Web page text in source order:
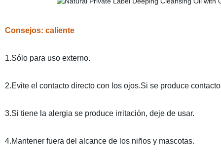
Consejos: caliente
1.Sólo para uso externo.
2.Evite el contacto directo con los ojos.Si se produce
3.Si tiene la alergia se produce irritación, deje de usar.
4.Mantener fuera del alcance de los niños y mascotas.